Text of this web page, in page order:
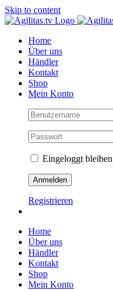
Skip to content
Home
Über uns
Händler
Kontakt
Shop
Mein Konto
Eingeloggt bleiben
Registrieren
Home
Über uns
Händler
Kontakt
Shop
Mein Konto